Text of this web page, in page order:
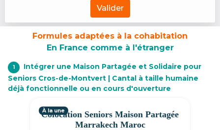
Valider
Formules adaptées à la cohabitation
En France comme à l'étranger
1
Intégrer une Maison Partagée et Solidaire pour
Seniors Cros-de-Montvert | Cantal à taille humaine
déjà fonctionnelle ou en cours d'ouverture
Colocation Seniors Maison Partagée
Marrakech Maroc
À la une